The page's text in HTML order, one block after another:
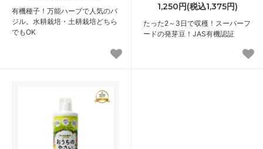
有機種子！万能ハーブで人気のバ
ジル。水耕栽培・土耕栽培どちら
でもOK
1,250円(税込1,375円)
たった2～3日で収穫！スーパーフ
ードの発芽豆！JAS有機認証